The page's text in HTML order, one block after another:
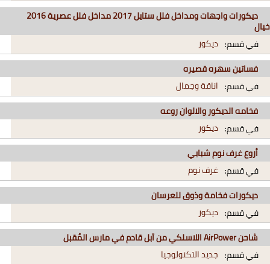
ديكورات واجهات ومداخل فلل ستايل 2017 مداخل فلل عصرية 2016
خيال
في قسم: ديكور
فساتين سهره قصيره
في قسم: اناقة وجمال
فخامه الديكور والالوان روعه
في قسم: ديكور
أروع غرف نوم شبابي
في قسم: غرف نوم
ديكورات فخامة وذوق للعرسان
في قسم: ديكور
شاحن AirPower اللاسلكي من آبل قادم في مارس المُقبل
في قسم: جديد التكنولوجيا